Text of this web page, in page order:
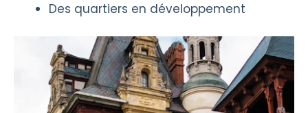
Des quartiers en développement